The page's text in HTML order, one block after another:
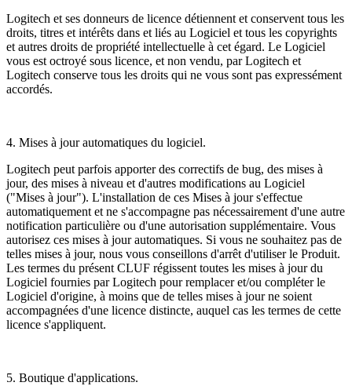
Logitech et ses donneurs de licence détiennent et conservent tous les
droits, titres et intérêts dans et liés au Logiciel et tous les copyrights
et autres droits de propriété intellectuelle à cet égard. Le Logiciel
vous est octroyé sous licence, et non vendu, par Logitech et
Logitech conserve tous les droits qui ne vous sont pas expressément
accordés.
4. Mises à jour automatiques du logiciel.
Logitech peut parfois apporter des correctifs de bug, des mises à
jour, des mises à niveau et d'autres modifications au Logiciel
("Mises à jour"). L'installation de ces Mises à jour s'effectue
automatiquement et ne s'accompagne pas nécessairement d'une autre
notification particulière ou d'une autorisation supplémentaire. Vous
autorisez ces mises à jour automatiques. Si vous ne souhaitez pas de
telles mises à jour, nous vous conseillons d'arrêt d'utiliser le Produit.
Les termes du présent CLUF régissent toutes les mises à jour du
Logiciel fournies par Logitech pour remplacer et/ou compléter le
Logiciel d'origine, à moins que de telles mises à jour ne soient
accompagnées d'une licence distincte, auquel cas les termes de cette
licence s'appliquent.
5. Boutique d'applications.